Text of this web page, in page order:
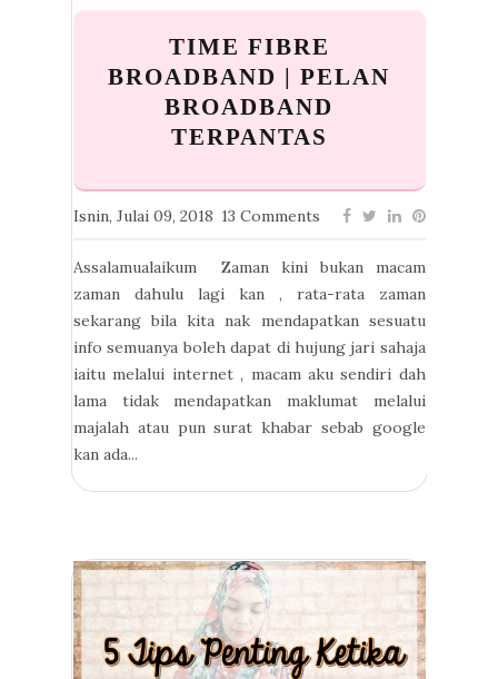
TIME FIBRE
BROADBAND | PELAN
BROADBAND
TERPANTAS
Isnin, Julai 09, 2018 13 Comments
Assalamualaikum Zaman kini bukan macam
zaman dahulu lagi kan , rata-rata zaman
sekarang bila kita nak mendapatkan sesuatu
info semuanya boleh dapat di hujung jari sahaja
iaitu melalui internet , macam aku sendiri dah
lama tidak mendapatkan maklumat melalui
majalah atau pun surat khabar sebab google
kan ada...